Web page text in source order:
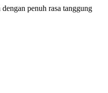
penuh rasa tanggung